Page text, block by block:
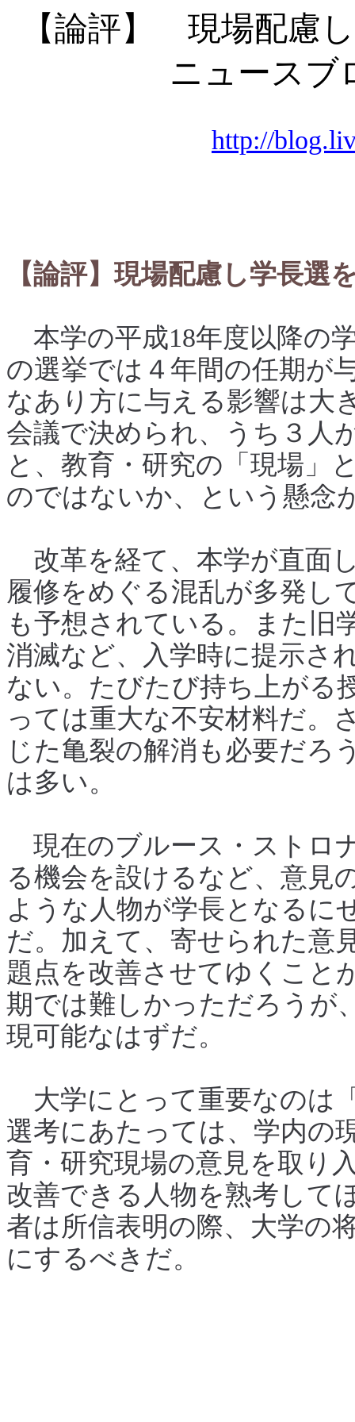
【論評】 現場配
ニュースブ
http://
【論評】現場配慮し学長選
本学の平成18年度以降の
の選挙では４年間の任期が
なあり方に与える影響は大
会議で決められ、うち３人
と、教育・研究の「現場」
のではないか、という懸念
改革を経て、本学が直面
履修をめぐる混乱が多発し
も予想されている。また旧
消滅など、入学時に提示さ
ない。たびたび持ち上がる
っては重大な不安材料だ。
じた亀裂の解消も必要だろ
は多い。
現在のブルース・ストロ
る機会を設けるなど、意見
ような人物が学長となるに
だ。加えて、寄せられた意
題点を改善させてゆくこと
期では難しかっただろうが
現可能なはずだ。
大学にとって重要なのは
選考にあたっては、学内の
育・研究現場の意見を取り
改善できる人物を熟考して
者は所信表明の際、大学の
にするべきだ。